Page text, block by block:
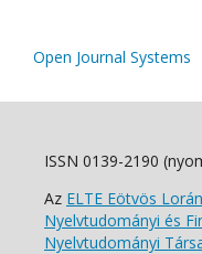
Open Journal Systems
ISSN 0139-2190
Az ELTE Eötvös
Nyelvtudományi és
Nyelvtudományi